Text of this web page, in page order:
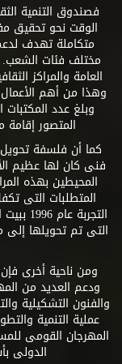
فصندوق التنمية
الوقت نحو تحقيق
متكاملة تهدف
مختلف فئات
العامة والمراكز
وهذا من أهم
وبلغ عدد
المتصور إقامة
كما أن فلسفة تحويل
فنى كان لها عظيم
المحيطين بهذه
المتطلبات التى
ومن ناحية أخرى
ودعم العديد من
والفنون التشكيلية
عملية التنمية
المهرجان القومى
الدولى